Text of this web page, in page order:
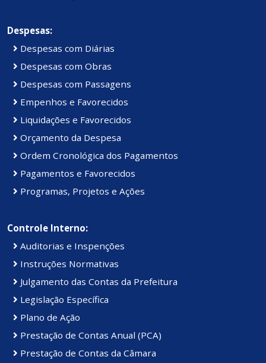
Despesas:
Despesas com Diárias
Despesas com Obras
Despesas com Passagens
Empenhos e Favorecidos
Liquidações e Favorecidos
Orçamento da Despesa
Ordem Cronológica dos Pagamentos
Pagamentos e Favorecidos
Programas, Projetos e Ações
Controle Interno:
Auditorias e Inspenções
Instruções Normativas
Julgamento das Contas da Prefeitura
Legislação Específica
Plano de Ação
Prestação de Contas Anual (PCA)
Prestação de Contas da Câmara